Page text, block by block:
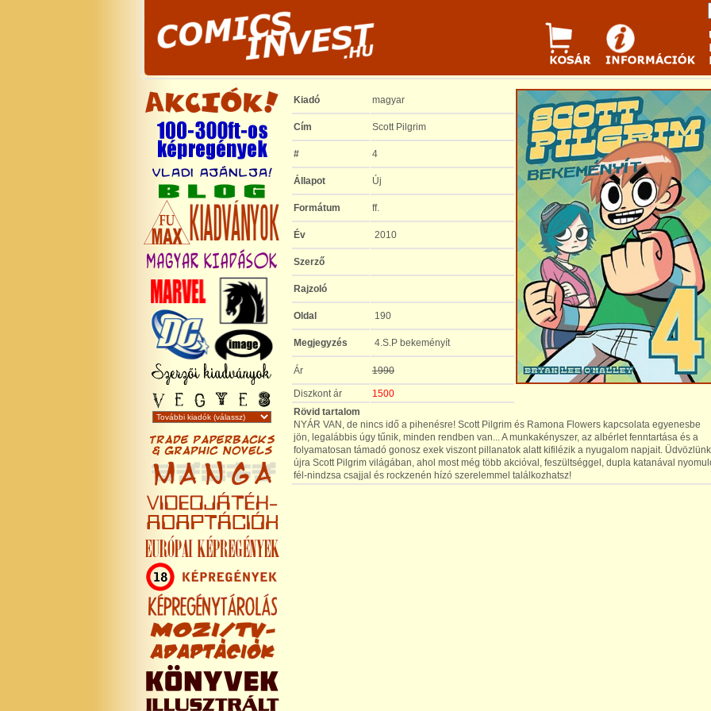
Kiadó magyar
Cím Scott Pilgrim
# 4
Állapot Új
Formátum ff.
Év 2010
Szerző
Rajzoló
Oldal 190
Megjegyzés 4.S.P bekeményít
Ár 1990
Diszkont ár
1500
Rövid tartalom
NYÁR VAN, de nincs idő a pihenésre! Scott Pilgrim és Ramona Flowers kapcsolata egyenesbe
jön, legalábbis úgy tűnik, minden rendben van... A munkakényszer, az albérlet fenntartása és a
folyamatosan támadó gonosz exek viszont pillanatok alatt kifilézik a nyugalom napjait. Üdvözlünk
újra Scott Pilgrim világában, ahol most még több akcióval, feszültséggel, dupla katanával
fél-nindzsa csajjal és rockzenén hízó szerelemmel találkozhatsz!